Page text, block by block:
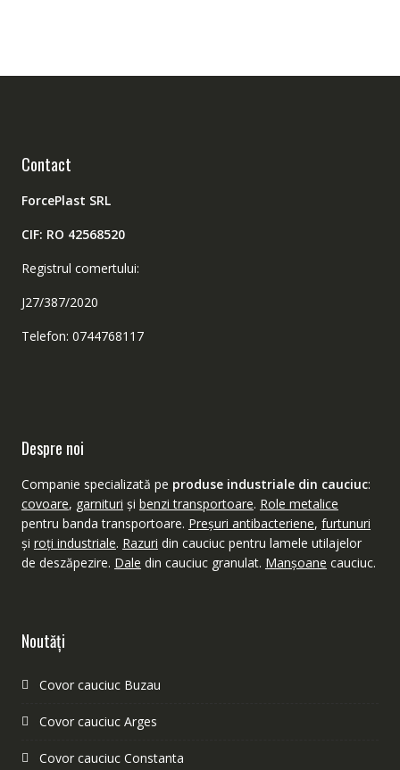
Contact
ForcePlast SRL
CIF: RO 42568520
Registrul comertului:
J27/387/2020
Telefon: 0744768117
Despre noi
Companie specializată pe produse industriale din cauciuc:
covoare, garnituri şi benzi transportoare. Role metalice
pentru banda transportoare. Preşuri antibacteriene, furtunuri
şi roţi industriale. Razuri din cauciuc pentru lamele utilajelor
de deszăpezire. Dale din cauciuc granulat. Manşoane cauciuc.
Noutăţi
Covor cauciuc Buzau
Covor cauciuc Arges
Covor cauciuc Constanta